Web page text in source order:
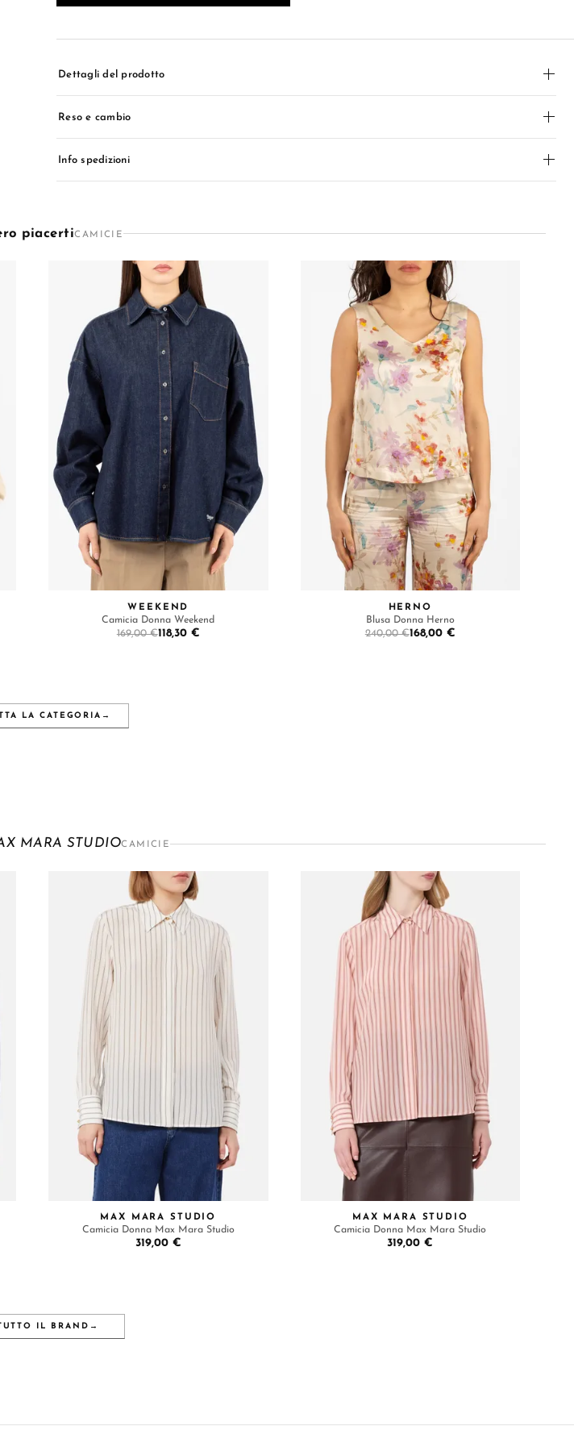
Dettagli del prodotto
Reso e cambio
Info spedizioni
piacertiCAMICIE
WEEKEND
Camicia Donna Weekend
169,00 €118,30 €
HERNO
Blusa Donna Herno
240,00 €168,00 €
LA CATEGORIA →
MARA STUDIOCAMICIE
MAX MARA STUDIO
Camicia Donna Max Mara Studio
319,00 €
MAX MARA STUDIO
Camicia Donna Max Mara Studio
319,00 €
IL BRAND →